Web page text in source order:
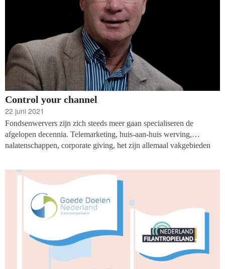
Control your channel
22 juni 2021
Fondsenwervers zijn zich steeds meer gaan specialiseren de
afgelopen decennia. Telemarketing, huis-aan-huis werving,
nalatenschappen, corporate giving, het zijn allemaal vakgebieden
ICT helpt om uit al die data sturingsinformatie te